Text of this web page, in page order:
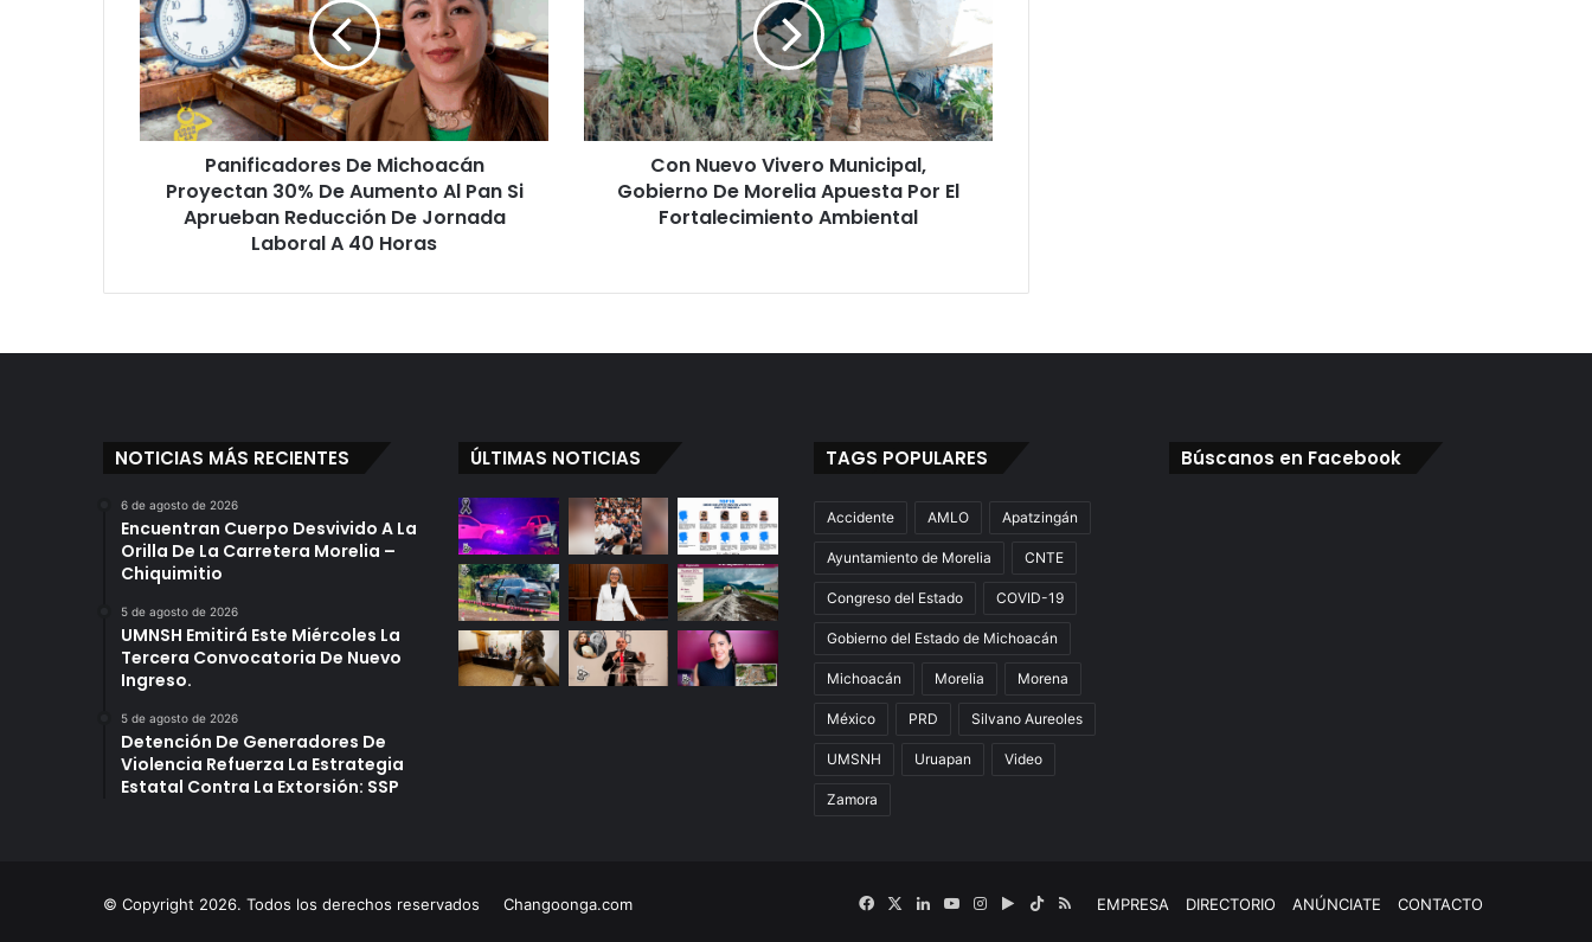
Proyectan
30%
De
Aumento
Al
Pan
Aprueban
Reducción
Panificadores De Michoacán
Proyectan 30% De Aumento Al Pan Si
Aprueban Reducción De Jornada
Laboral A 40 Horas
Municipal,
Gobierno
De
Morelia
Apuesta
Por
Fortalecimiento
Con Nuevo Vivero Municipal,
Gobierno De Morelia Apuesta Por El
Fortalecimiento Ambiental
NOTICIAS MÁS RECIENTES
6 de agosto de 2026
Encuentran Cuerpo Desvivido A La
Orilla De La Carretera Morelia –
Chiquimitio
5 de agosto de 2026
UMNSH Emitirá Este Miércoles La
Tercera Convocatoria De Nuevo
Ingreso.
5 de agosto de 2026
Detención De Generadores De
Violencia Refuerza La Estrategia
Estatal Contra La Extorsión: SSP
ÚLTIMAS NOTICIAS TAGS POPULARES
Accidente AMLO Apatzingán
Ayuntamiento de Morelia CNTE
Congreso del Estado COVID-19
Gobierno del Estado de Michoacán
Michoacán Morelia Morena
México PRD Silvano Aureoles
UMSNH Uruapan Video
Zamora
Búscanos en Facebook
© Copyright 2026. Todos los derechos reservados Changoonga.com EMPRESA DIRECTORIO ANÚNCIATE CONTACTO
Facebook
X LinkedInYouTubeInstagram
Google
TikTokRSS